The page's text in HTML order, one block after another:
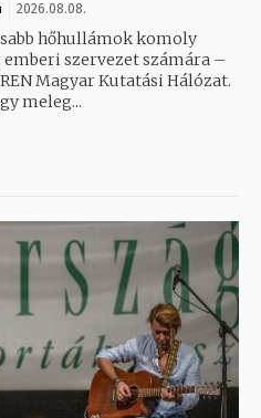
2026.08.08.
hőhullámok komoly
szervezet számára –
Magyar Kutatási Hálózat.
meleg...